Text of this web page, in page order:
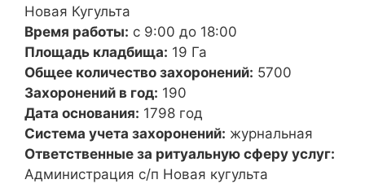
Новая Кугульта
Время работы: с 9:00 до 18:00
Площадь кладбища: 19 Га
Общее количество захоронений: 5700
Захоронений в год: 190
Дата основания: 1798 год
Система учета захоронений: журнальная
Ответственные за ритуальную сферу услуг:
Администрация с/п Новая кугульта